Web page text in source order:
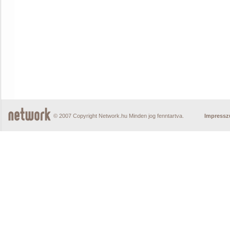
© 2007 Copyright Network.hu Minden jog fenntartva.